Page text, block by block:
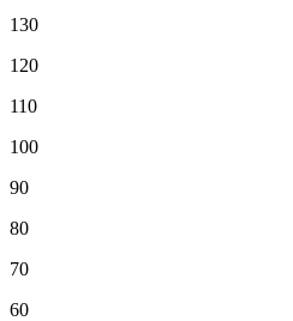
130
120
110
100
90
80
70
60